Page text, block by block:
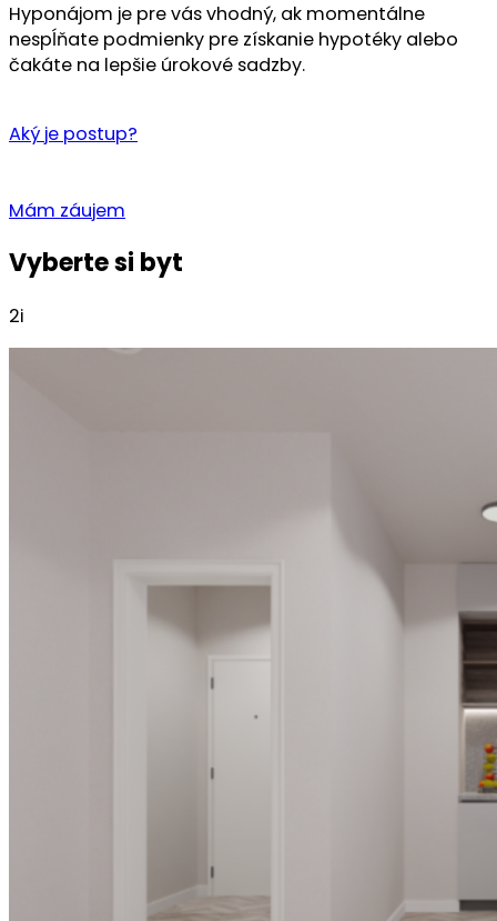
Hyponájom je pre vás vhodný, ak momentálne
nespĺňate podmienky pre získanie hypotéky alebo
čakáte na lepšie úrokové sadzby.
Aký je postup?
Mám záujem
Vyberte si byt
2i